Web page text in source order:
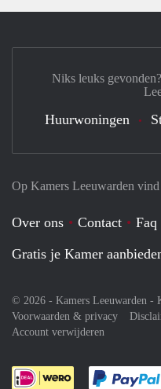
Op Kamers Leeuwarden
Over ons Contact Faq
Gratis je Kamer
© 2026 - Kamers Leeuwarden -
Voorwaarden & privacy
Account verwijderen
Niks leuks
Huurwoningen